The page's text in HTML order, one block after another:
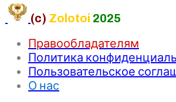
(c) Zolotoi 2025
Правообладателям
Политика
Пользовательское
О нас